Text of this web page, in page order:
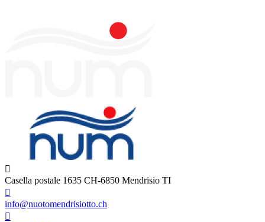
Casella postale 1635 CH-6850 Mendrisio TI
info@nuotomendrisiotto.ch